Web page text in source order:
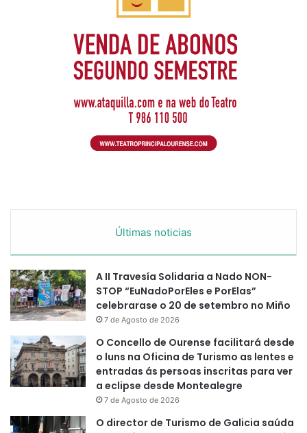
Últimas noticias
A II Travesía Solidaria a Nado NON-
STOP “EuNadoPorEles e PorElas”
celebrarase o 20 de setembro no Miño
7 de Agosto de 2026
O Concello de Ourense facilitará desde
o luns na Oficina de Turismo as lentes e
entradas ás persoas inscritas para ver
a eclipse desde Montealegre
7 de Agosto de 2026
O director de Turismo de Galicia saúda